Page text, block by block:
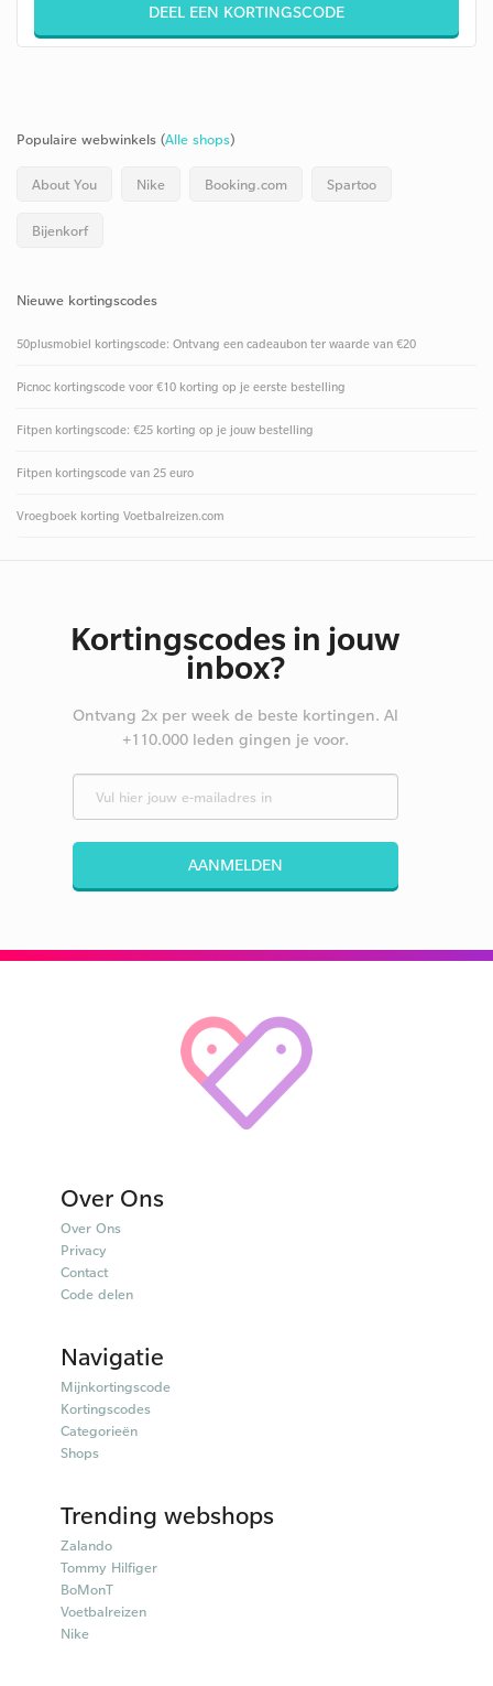
DEEL EEN KORTINGSCODE
Populaire webwinkels (Alle shops)
About You Nike Booking.com Spartoo
Bijenkorf
Nieuwe kortingscodes
50plusmobiel kortingscode: Ontvang een cadeaubon ter waarde van €20
Picnoc kortingscode voor €10 korting op je eerste bestelling
Fitpen kortingscode: €25 korting op je jouw bestelling
Fitpen kortingscode van 25 euro
Vroegboek korting Voetbalreizen.com
Kortingscodes in jouw
inbox?
Ontvang 2x per week de beste kortingen. Al
+110.000 leden gingen je voor.
AANMELDEN
Over Ons
Over Ons
Privacy
Contact
Code delen
Navigatie
Mijnkortingscode
Kortingscodes
Categorieën
Shops
Trending webshops
Zalando
Tommy Hilfiger
BoMonT
Voetbalreizen
Nike